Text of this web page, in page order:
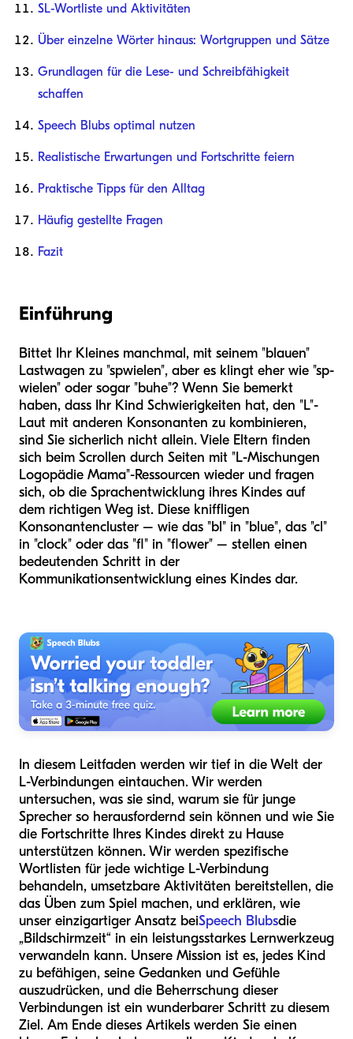
SL-Wortliste und Aktivitäten
Über einzelne Wörter hinaus: Wortgruppen und Sätze
Grundlagen für die Lese- und Schreibfähigkeit
schaffen
Speech Blubs optimal nutzen
Realistische Erwartungen und Fortschritte feiern
Praktische Tipps für den Alltag
Häufig gestellte Fragen
Fazit
Einführung
Bittet Ihr Kleines manchmal, mit seinem "blauen"
Lastwagen zu "spwielen", aber es klingt eher wie "sp-
wielen" oder sogar "buhe"? Wenn Sie bemerkt
haben, dass Ihr Kind Schwierigkeiten hat, den "L"-
Laut mit anderen Konsonanten zu kombinieren,
sind Sie sicherlich nicht allein. Viele Eltern finden
sich beim Scrollen durch Seiten mit "L-Mischungen
Logopädie Mama"-Ressourcen wieder und fragen
sich, ob die Sprachentwicklung ihres Kindes auf
dem richtigen Weg ist. Diese kniffligen
Konsonantencluster – wie das "bl" in "blue", das "cl"
in "clock" oder das "fl" in "flower" – stellen einen
bedeutenden Schritt in der
Kommunikationsentwicklung eines Kindes dar.
In diesem Leitfaden werden wir tief in die Welt der
L-Verbindungen eintauchen. Wir werden
untersuchen, was sie sind, warum sie für junge
Sprecher so herausfordernd sein können und wie Sie
die Fortschritte Ihres Kindes direkt zu Hause
unterstützen können. Wir werden spezifische
Wortlisten für jede wichtige L-Verbindung
behandeln, umsetzbare Aktivitäten bereitstellen, die
das Üben zum Spiel machen, und erklären, wie
unser einzigartiger Ansatz beiSpeech Blubsdie
„Bildschirmzeit“ in ein leistungsstarkes Lernwerkzeug
verwandeln kann. Unsere Mission ist es, jedes Kind
zu befähigen, seine Gedanken und Gefühle
auszudrücken, und die Beherrschung dieser
Verbindungen ist ein wunderbarer Schritt zu diesem
Ziel. Am Ende dieses Artikels werden Sie einen